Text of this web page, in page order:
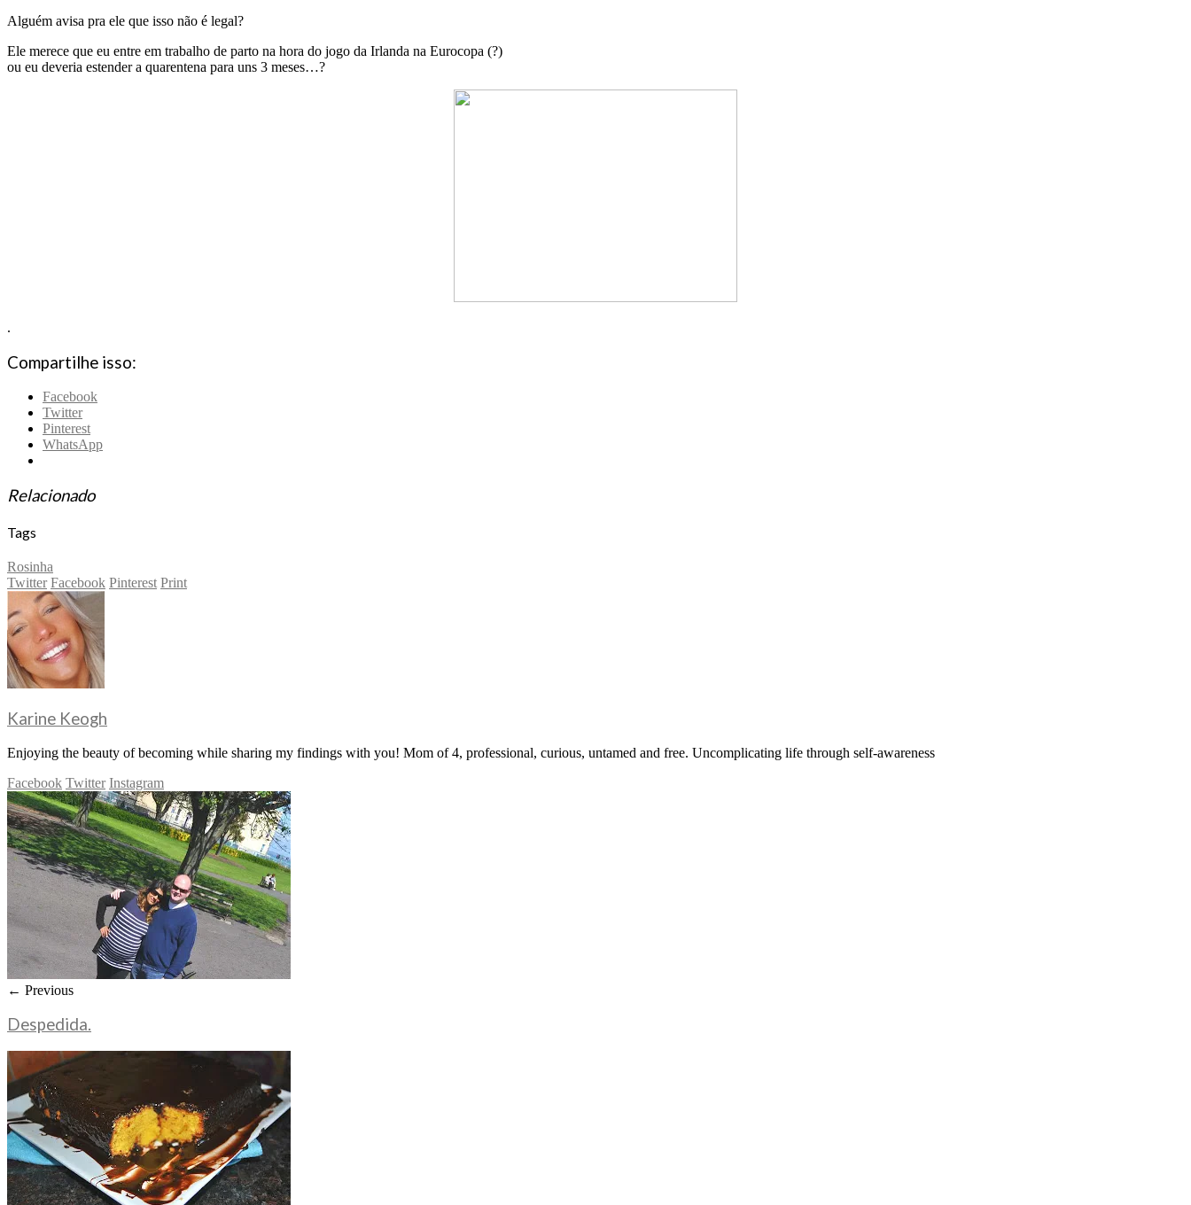
Alguém avisa pra ele que isso não é legal?
Ele merece que eu entre em trabalho de parto na hora do jogo da Irlanda na Eurocopa (?)
ou eu deveria estender a quarentena para uns 3 meses…?
.
Compartilhe isso:
Facebook
Twitter
Pinterest
WhatsApp
Relacionado
Tags
Rosinha
Twitter Facebook Pinterest Print
Karine Keogh
Enjoying the beauty of becoming while sharing my findings with you! Mom of 4, professional, curious, untamed and free. Uncomplicating life through self-awareness
Facebook Twitter Instagram
← Previous
Despedida.